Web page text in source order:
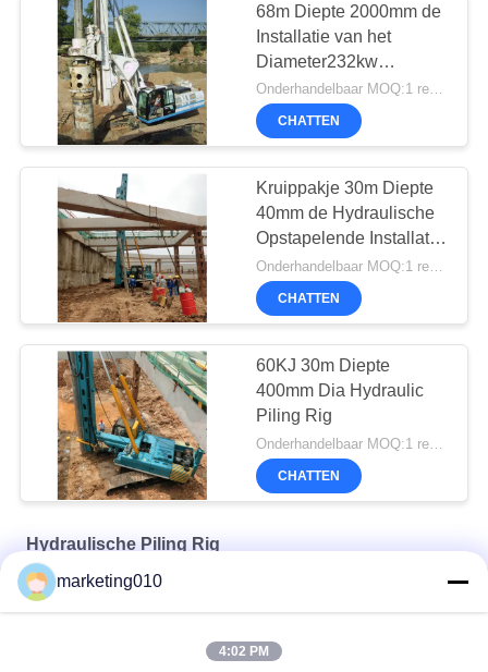
68m Diepte 2000mm de
Installatie van het
Diameter232kw
Kruippakje
Onderhandelbaar MOQ:1 reeks
CHATTEN
Kruippakje 30m Diepte
40mm de Hydraulische
Opstapelende Installatie
van Dia 186kw
Onderhandelbaar MOQ:1 reeks
CHATTEN
60KJ 30m Diepte
400mm Dia Hydraulic
Piling Rig
Onderhandelbaar MOQ:1 reeks
CHATTEN
Hydraulische Piling Rig
Multifunktioneel traceerbaar palenframe van de SU-serie
marketing010
4:02 PM